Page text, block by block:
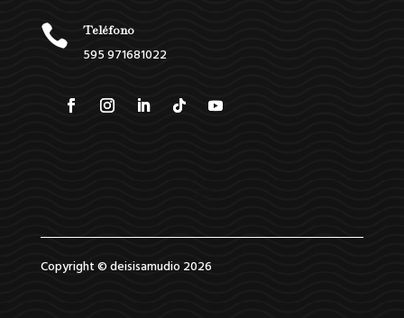
 Teléfono
595 971681022
Copyright © deisisamudio 2026